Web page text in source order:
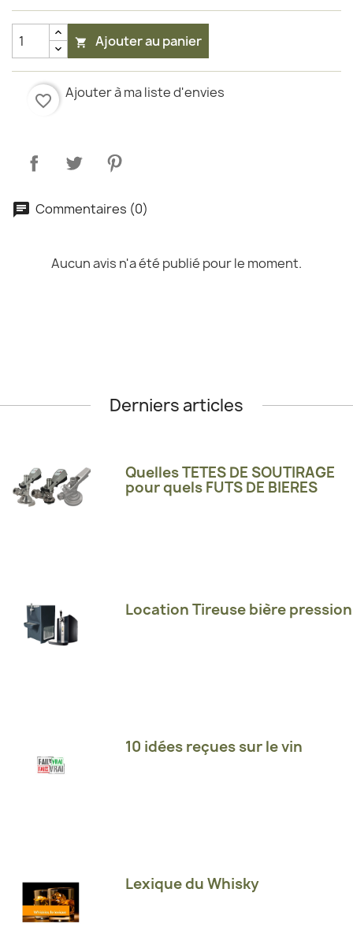
 Ajouter au panier
favorite_border Ajouter à ma liste d'envies
Commentaires (0)
Aucun avis n'a été publié pour le moment.
Derniers articles
Quelles TETES DE SOUTIRAGE
pour quels FUTS DE BIERES
Location Tireuse bière pression
10 idées reçues sur le vin
Lexique du Whisky